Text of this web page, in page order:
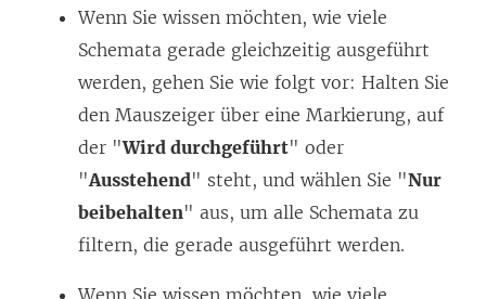
Wenn Sie wissen möchten, wie viele
Schemata gerade gleichzeitig ausgeführt
werden, gehen Sie wie folgt vor: Halten Sie
den Mauszeiger über eine Markierung, auf
der "Wird durchgeführt" oder
"Ausstehend" steht, und wählen Sie "Nur
beibehalten" aus, um alle Schemata zu
filtern, die gerade ausgeführt werden.
Wenn Sie wissen möchten, wie viele